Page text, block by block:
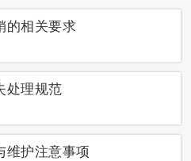
的相关要求
处理规范
维护注意事项